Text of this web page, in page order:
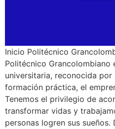
Inicio Politécnico
Politécnico Grancolombiano
universitaria, reconocida por
formación práctica, el
Tenemos el privilegio de
transformar vidas y
personas logren sus sueños.